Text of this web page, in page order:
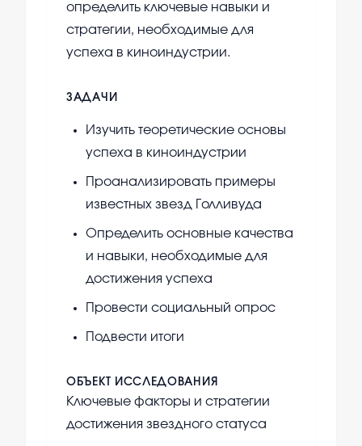
определить ключевые навыки и
стратегии, необходимые для
успеха в киноиндустрии.
ЗАДАЧИ
Изучить теоретические основы
успеха в киноиндустрии
Проанализировать примеры
известных звезд Голливуда
Определить основные качества
и навыки, необходимые для
достижения успеха
Провести социальный опрос
Подвести итоги
ОБЪЕКТ ИССЛЕДОВАНИЯ
Ключевые факторы и стратегии
достижения звездного статуса